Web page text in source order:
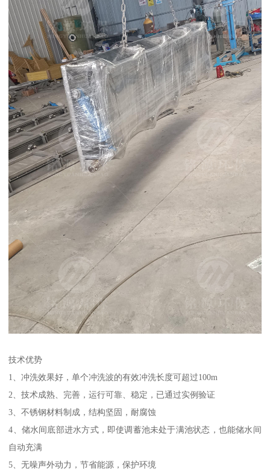
技术优势
1、冲洗效果好，单个冲洗波的有效冲洗长度可超过100m
2、技术成熟、完善，运行可靠、稳定，已通过实例验证
3、不锈钢材料制成，结构坚固，耐腐蚀
4、储水间底部进水方式，即使调蓄池未处于满池状态，也能储水间
自动充满
5、无噪声外动力，节省能源，保护环境